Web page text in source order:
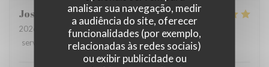
analisar sua navegação, medir
a audiência do site, oferecer
funcionalidades (por exemplo,
relacionadas às redes sociais)
ou exibir publicidade ou
Josee
2026-08-02
- 13:00 - guests 4
service
ambience: 5/5 menu: 5/5 quality_price